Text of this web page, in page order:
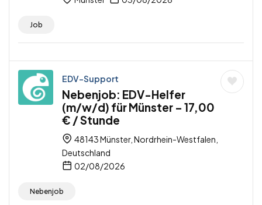
Job
EDV-Support
Nebenjob: EDV-Helfer
(m/w/d) für Münster – 17,00
€ / Stunde
48143 Münster, Nordrhein-Westfalen,
Deutschland
02/08/2026
Nebenjob